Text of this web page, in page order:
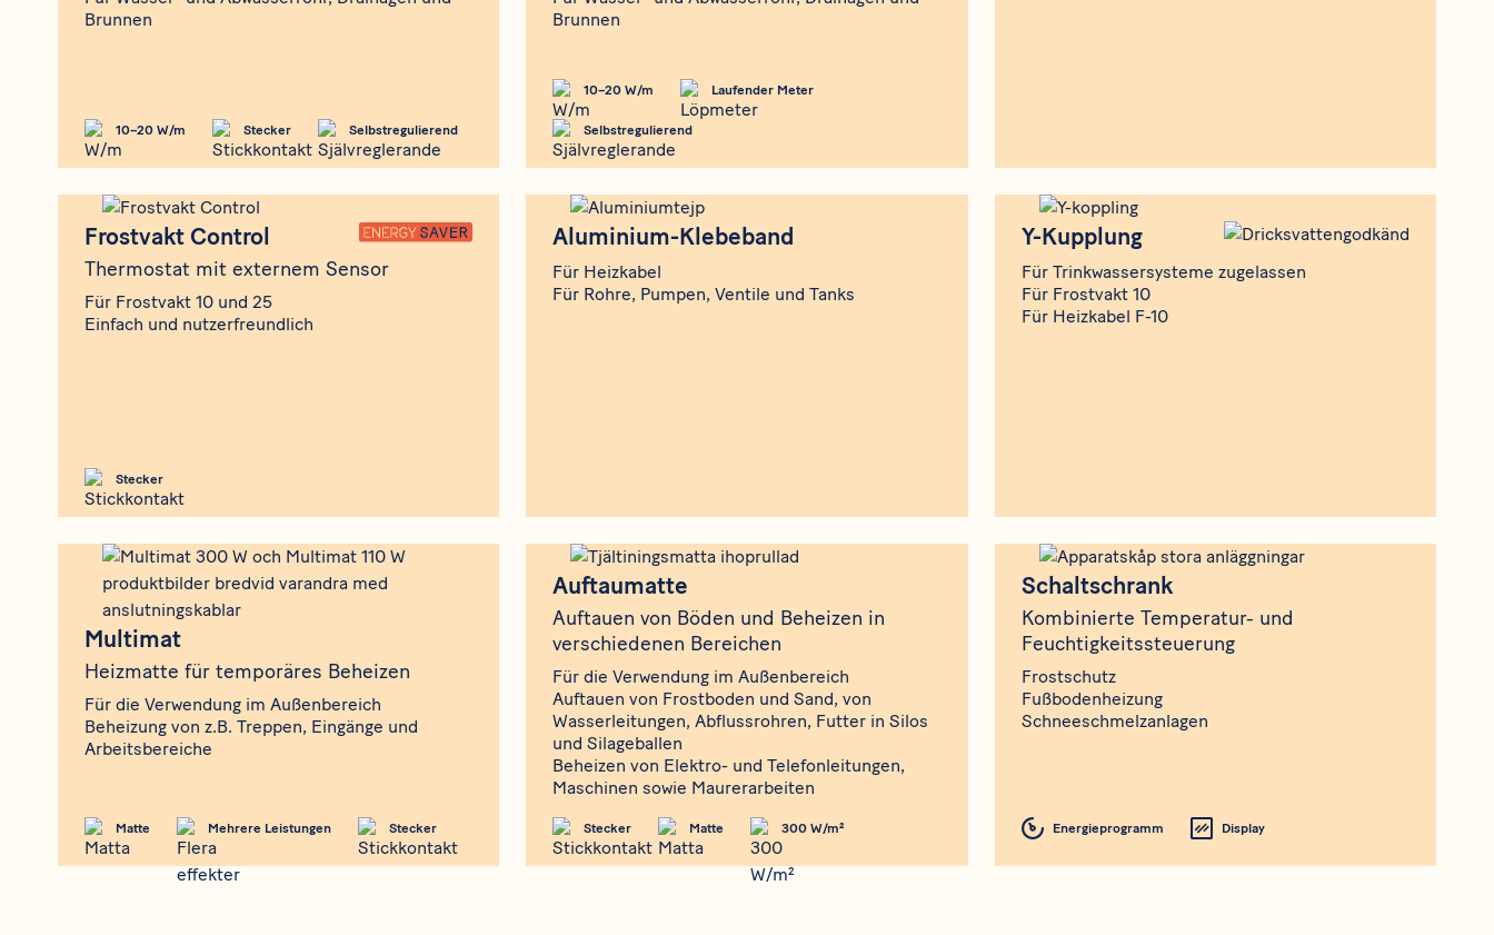
Brunnen
10–20 W/m Stecker Selbstregulierend
Produkt
Frostvakt Control
Thermostat mit externem Sensor
Für Frostvakt 10 und 25
Einfach und nutzerfreundlich
Stecker
Frostvakt Control
Produkt
Multimat
Heizmatte für temporäres Beheizen
Für die Verwendung im Außenbereich
Beheizung von z.B. Treppen, Eingänge und
Arbeitsbereiche
Matte Mehrere Leistungen Stecker
Multimat
Brunnen
10–20 W/m Laufender Meter
Selbstregulierend
Produkt
Aluminium-Klebeband
Für Heizkabel
Für Rohre, Pumpen, Ventile und Tanks
Aluminium-Klebeband
Produkt
Auftaumatte
Auftauen von Böden und Beheizen in
verschiedenen Bereichen
Für die Verwendung im Außenbereich
Auftauen von Frostboden und Sand, von
Wasserleitungen, Abflussrohren, Futter in Silos
und Silageballen
Beheizen von Elektro- und Telefonleitungen,
Maschinen sowie Maurerarbeiten
Stecker Matte 300 W/m²
Auftaumatte
Produkt
Y-Kupplung
Für Trinkwassersysteme zugelassen
Für Frostvakt 10
Für Heizkabel F-10
Y-Kupplung
Produkt
Schaltschrank
Kombinierte Temperatur- und
Feuchtigkeitssteuerung
Frostschutz
Fußbodenheizung
Schneeschmelzanlagen
Energieprogramm Display
Schaltschrank